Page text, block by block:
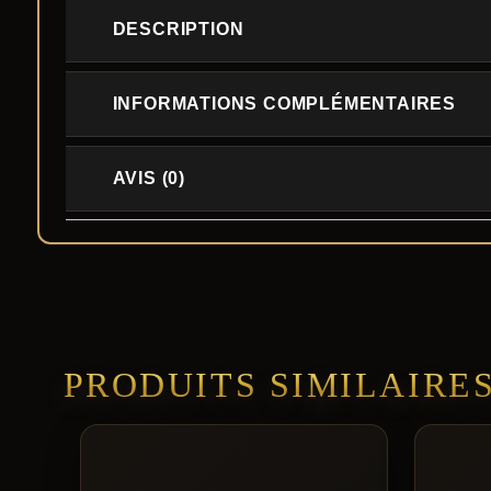
DESCRIPTION
INFORMATIONS COMPLÉMENTAIRES
AVIS (0)
PRODUITS